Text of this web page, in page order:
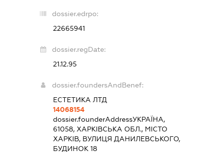
dossier.edrpo:
22665941
dossier.regDate:
21.12.95
dossier.foundersAndBenef:
ЕСТЕТИКА ЛТД
14068154
dossier.founderAddressУКРАЇНА,
61058, ХАРКІВСЬКА ОБЛ., МІСТО
ХАРКІВ, ВУЛИЦЯ ДАНИЛЕВСЬКОГО,
БУДИНОК 18